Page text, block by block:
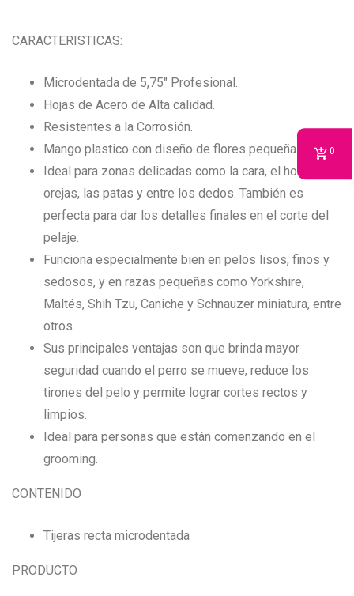
CARACTERISTICAS:
Microdentada de 5,75″ Profesional.
Hojas de Acero de Alta calidad.
Resistentes a la Corrosión.
Mango plastico con diseño de flores pequeñas.
Ideal para zonas delicadas como la cara, el hocico, las
orejas, las patas y entre los dedos. También es
perfecta para dar los detalles finales en el corte del
pelaje.
Funciona especialmente bien en pelos lisos, finos y
sedosos, y en razas pequeñas como Yorkshire,
Maltés, Shih Tzu, Caniche y Schnauzer miniatura, entre
otros.
Sus principales ventajas son que brinda mayor
seguridad cuando el perro se mueve, reduce los
tirones del pelo y permite lograr cortes rectos y
limpios.
Ideal para personas que están comenzando en el
grooming.
CONTENIDO
Tijeras recta microdentada
PRODUCTO
0